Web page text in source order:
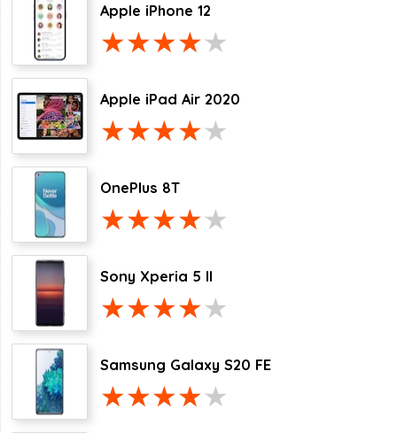
Apple iPhone 12
Apple iPad Air 2020
OnePlus 8T
Sony Xperia 5 II
Samsung Galaxy S20 FE